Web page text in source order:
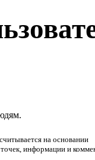
на основании
информации и